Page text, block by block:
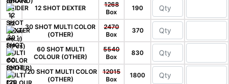
12 SHOT DEXTER
1268
Box
190
30 SHOT MULTI COLOR
(OTHER)
2470
Box
370
60 SHOT MULTI
COLOUR (OTHER)
5540
Box
830
120 SHOT MULTI COLOR
(OTHER)
12015
Box
1800